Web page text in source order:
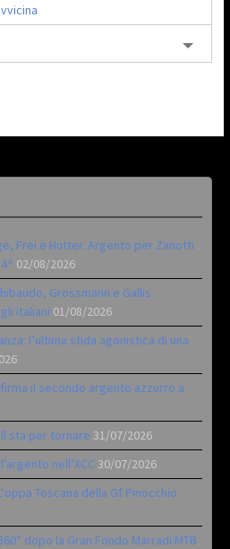
Frei e Hutter. Argento per Zanotti
02/08/2026
Grossmann e Gallis.
italiani 01/08/2026
l’ultima sfida agonistica di una
firma il secondo argento azzurro a
sta per tornare 31/07/2026
nell’XCC 30/07/2026
Toscana della Gf Pinocchio
dopo la Gran Fondo Marradi MTB